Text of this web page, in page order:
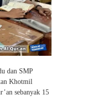
dan SMP
Khotmil
sebanyak 15